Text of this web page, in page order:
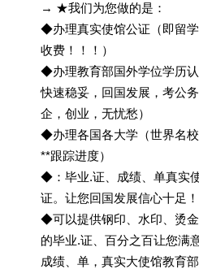
→ ★我们为您做的是：
◆办理真实使馆公证（即留
收费！！！）
◆办理教育部国外学位学历认
快速稳妥，回国发展，考公
企，创业，无忧愁）
◆办理各国各大学（世界名
**跟踪进度）
◆：毕业.证、成绩、单真实
证。让您回国发展信心十足！
◆可以提供钢印、水印、烫
的毕业.证、百分之百让您满
成绩、单，真实大使馆教育部